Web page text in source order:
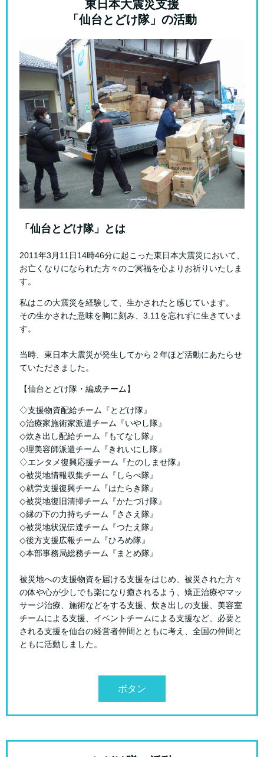
東日本大震災支援
「仙台とどけ隊」の活動
「仙台とどけ隊」とは
2011年3月11日14時46分に起こった東日本大震災において、
お亡くなりになられた方々のご冥福を心よりお祈りいたしま
す。
私はこの大震災を経験して、生かされたと感じています。
その生かされた意味を胸に刻み、3.11を忘れずに生きていま
す。
当時、東日本大震災が発生してから２年ほど活動にあたらせ
ていただきました。
【仙台とどけ隊・編成チーム】
◇支援物資配給チーム『とどけ隊』
◇治療家施術家派遣チーム『いやし隊』
◇炊き出し配給チーム『もてなし隊』
◇理美容師派遣チーム『きれいにし隊』
◇エンタメ復興応援チーム『たのしませ隊』
◇被災地情報収集チーム『しらべ隊』
◇就労支援復興チーム『はたらき隊』
◇被災地復旧清掃チーム『かたづけ隊』
◇縁の下の力持ちチーム『ささえ隊』
◇被災地状況伝達チーム『つたえ隊』
◇後方支援広報チーム『ひろめ隊』
◇本部事務局総務チーム『まとめ隊』
被災地への支援物資を届ける支援をはじめ、被災された方々
の体や心が少しでも楽になり癒されるよう、矯正治療やマッ
サージ治療、施術などをする支援、炊き出しの支援、美容室
チームによる支援、イベントチームによる支援など、必要と
される支援を仙台の経営者仲間とともに考え、全国の仲間と
ともに活動しました。
ボタン